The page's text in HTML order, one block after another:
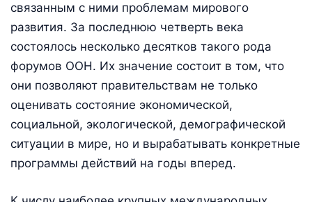
связанным с ними проблемам мирового
развития. За последнюю четверть века
состоялось несколько десятков такого рода
форумов ООН. Их значение состоит в том, что
они позволяют правительствам не только
оценивать состояние экономической,
социальной, экологической, демографической
ситуации в мире, но и вырабатывать конкретные
программы действий на годы вперед.